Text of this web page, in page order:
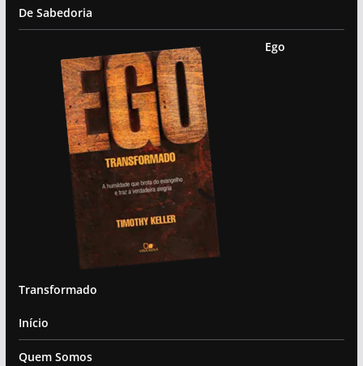
De Sabedoria
Ego
Transformado
Início
Quem Somos